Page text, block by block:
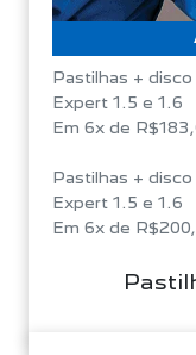
Pastilhas +
Expert 1.5 e 1.6
Em 6x de
Pastilhas +
Expert 1.5 e 1.6
Em 6x de